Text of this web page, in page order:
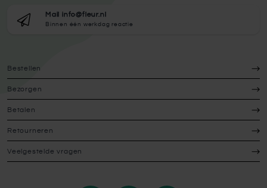
Mail info@fleur.nl
Binnen één werkdag reactie
Bestellen
Bezorgen
Betalen
Retourneren
Veelgestelde vragen